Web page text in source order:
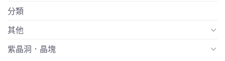
分類
其他
紫晶洞．晶塊